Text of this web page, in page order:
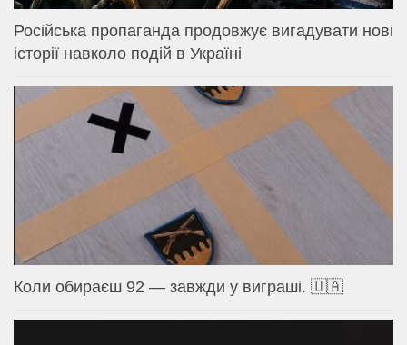
Російська пропаганда продовжує вигадувати нові
історії навколо подій в Україні
Коли обираєш 92 — завжди у виграші. 🇺🇦